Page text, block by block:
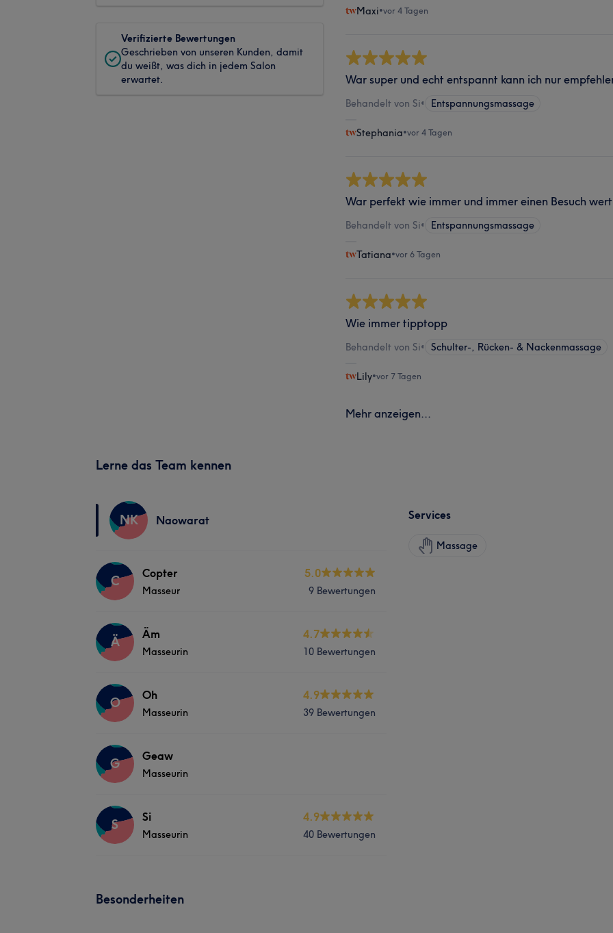
Verifizierte Bewertungen
Geschrieben von unseren Kunden, damit
du weißt, was dich in jedem Salon
erwartet.
Maxi•vor 4 Tagen
War super und echt entspannt kann ich nur
Behandelt von Si• Entspannungsmassage
Stephania•vor 4 Tagen
War perfekt wie immer und immer einen Besuch
Behandelt von Si• Entspannungsmassage
Tatiana•vor 6 Tagen
Wie immer tipptopp
Behandelt von Si• Schulter-, Rücken- & Nackenmassage
Lily•vor 7 Tagen
Mehr anzeigen...
Lerne das Team kennen
NK Naowarat
C Copter
Masseur
5.0
9 Bewertungen
Ä Äm
Masseurin
4.7
10 Bewertungen
O Oh
Masseurin
4.9
39 Bewertungen
G Geaw
Masseurin
S Si
Masseurin
4.9
40 Bewertungen
Services
Massage
Besonderheiten